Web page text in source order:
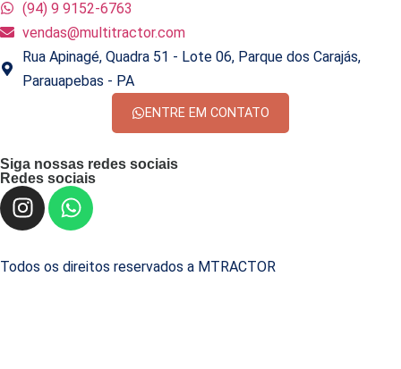
(94) 9 9152-6763
vendas@multitractor.com
Rua Apinagé, Quadra 51 - Lote 06, Parque dos Carajás,
Parauapebas - PA
ENTRE EM CONTATO
Siga nossas redes sociais
Redes sociais
Todos os direitos reservados a MTRACTOR